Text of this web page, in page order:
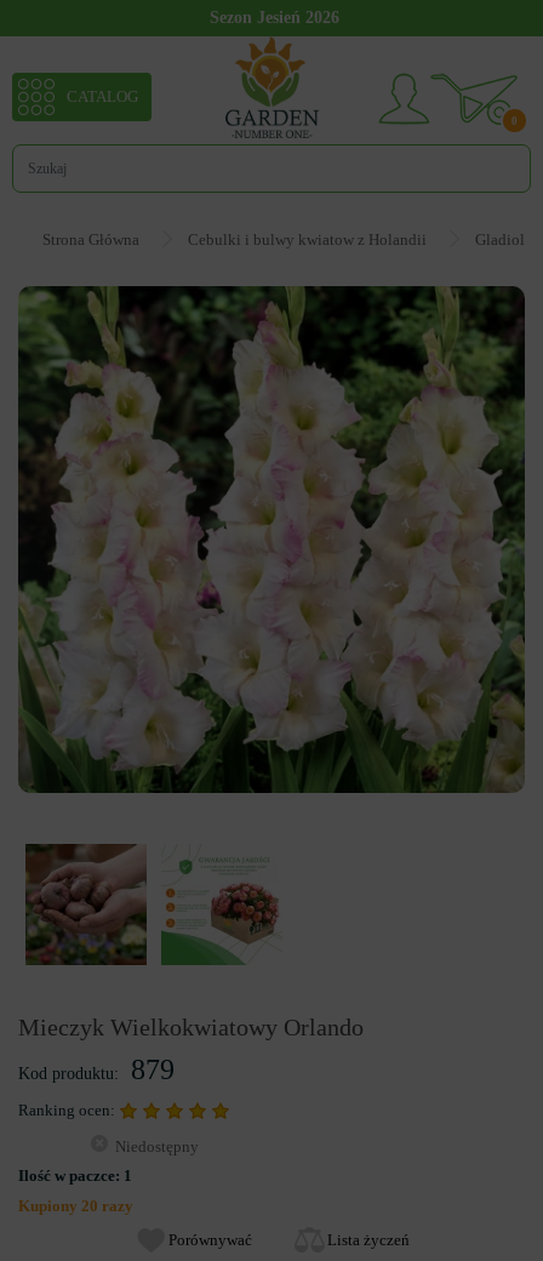
Sezon Jesień 2026
0
CATALOG
Strona Główna Cebulki i bulwy kwiatow z Holandii
Mieczyk Wielkokwiatowy Orlando
Kod produktu: 879
Ranking ocen:
Niedostępny
Ilość w paczce: 1
Kupiony 20 razy
Porównywać
Lista życzeń